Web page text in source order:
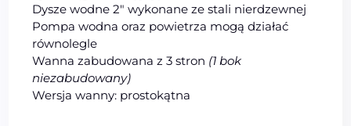
Dysze wodne 2″ wykonane ze stali nierdzewnej
Pompa wodna oraz powietrza mogą działać
równolegle
Wanna zabudowana z 3 stron (1 bok
niezabudowany)
Wersja wanny: prostokątna